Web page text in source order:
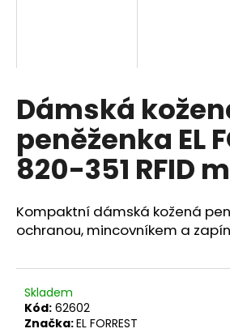
Dámská
peněženka EL
820-351 RFID
Kompaktní dámská kožená
ochranou, mincovníkem a
Skladem
Kód: 62602
Značka:EL FORREST
D
o
p
o
r
č
u
e
m
e